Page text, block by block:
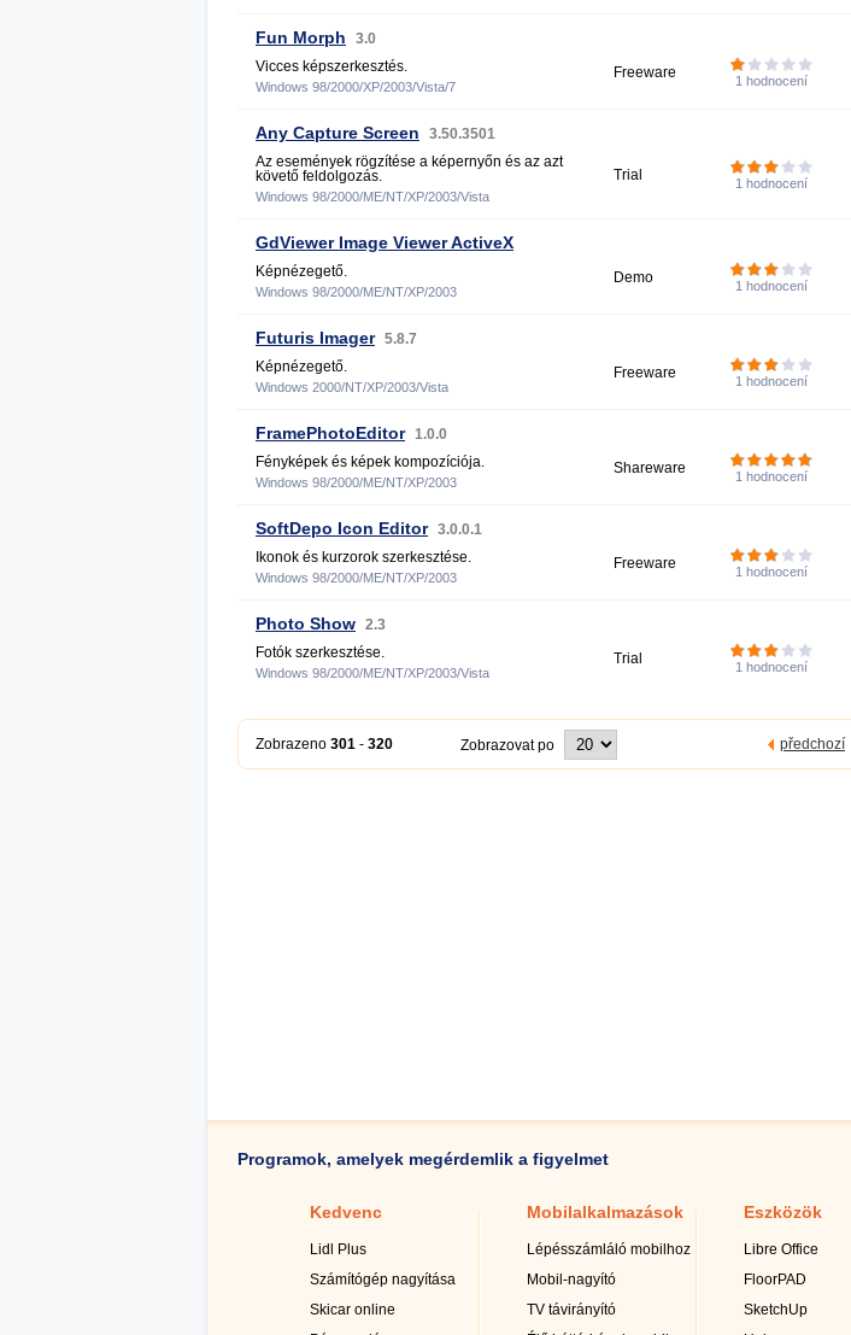
Fun Morph
3.0
Vicces képszerkesztés.
Windows 98/2000/XP/2003/Vista/7
Freeware 1 hodnocení
Any Capture Screen
3.50.3501
Az események rögzítése a képernyőn és az azt
követő feldolgozás.
Windows 98/2000/ME/NT/XP/2003/Vista
Trial 1 hodnocení
GdViewer Image Viewer ActiveX
Képnézegető.
Windows 98/2000/ME/NT/XP/2003
Demo 1 hodnocení
Futuris Imager 5.8.7
Képnézegető.
Windows 2000/NT/XP/2003/Vista
Freeware 1 hodnocení
FramePhotoEditor 1.0.0
Fényképek és képek kompozíciója.
Windows 98/2000/ME/NT/XP/2003
Shareware 1 hodnocení
SoftDepo Icon Editor 3.0.0.1
Ikonok és kurzorok szerkesztése.
Windows 98/2000/ME/NT/XP/2003
Freeware 1 hodnocení
Photo Show 2.3
Fotók szerkesztése.
Windows 98/2000/ME/NT/XP/2003/Vista
Trial 1 hodnocení
Zobrazeno 301 - 320 Zobrazovat po předchozí
Programok, amelyek megérdemlik a figyelmet
Kedvenc
Lidl Plus
Számítógép nagyítása
Skicar online
Mobilalkalmazások
Lépésszámláló mobilhoz
Mobil-nagyító
TV távirányító
Eszközök
Libre Office
FloorPAD
SketchUp